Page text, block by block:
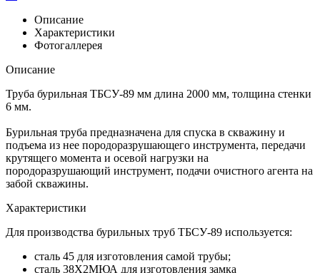
Описание
Характеристики
Фотогаллерея
Описание
Труба бурильная ТБСУ-89 мм длина 2000 мм, толщина стенки
6 мм.
Бурильная труба предназначена для спуска в скважину и
подъема из нее породоразрушающего инструмента, передачи
крутящего момента и осевой нагрузки на
породоразрушающий инструмент, подачи очистного агента на
забой скважины.
Характеристики
Для производства бурильных труб ТБСУ-89 используется:
сталь 45 для изготовления самой трубы;
сталь 38Х2МЮА для изготовления замка